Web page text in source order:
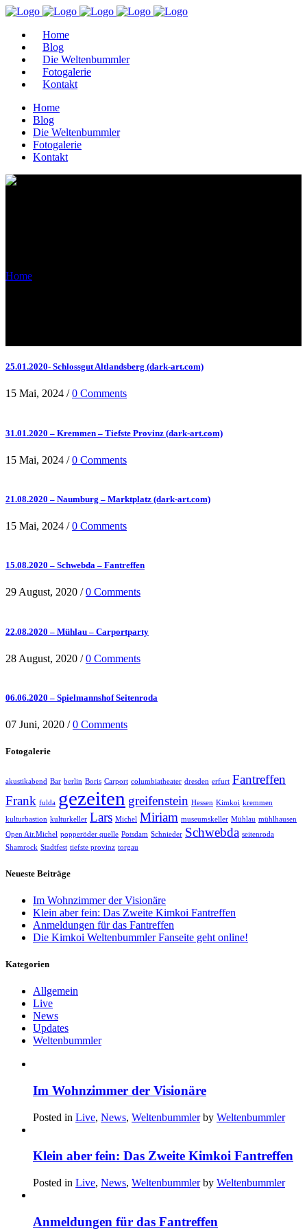
Home
Blog
Die Weltenbummler
Fotogalerie
Kontakt
Home
Blog
Die Weltenbummler
Fotogalerie
Kontakt
Home
25.01.2020- Schlossgut Altlandsberg (dark-art.com)
15 Mai, 2024 /0 Comments
31.01.2020 – Kremmen – Tiefste Provinz (dark-art.com)
15 Mai, 2024 /0 Comments
21.08.2020 – Naumburg – Marktplatz (dark-art.com)
15 Mai, 2024 /0 Comments
15.08.2020 – Schwebda – Fantreffen
29 August, 2020 /0 Comments
22.08.2020 – Mühlau – Carportparty
28 August, 2020 /0 Comments
06.06.2020 – Spielmannshof Seitenroda
07 Juni, 2020 /0 Comments
Fotogalerie
akustikabend Bar berlin Boris Carport columbiatheater dresden erfurt Fantreffen
Frank fulda gezeiten greifenstein Hessen Kimkoi kremmen
kulturbastion kulturkeller Lars Michel Miriam museumskeller Mühlau mühlhausen
Open Air.Michel popperöder quelle Potsdam Schnieder Schwebda seitenroda
Shamrock Stadtfest tiefste provinz torgau
Neueste Beiträge
Im Wohnzimmer der Visionäre
Klein aber fein: Das Zweite Kimkoi Fantreffen
Anmeldungen für das Fantreffen
Die Kimkoi Weltenbummler Fanseite geht online!
Kategorien
Allgemein
Live
News
Updates
Weltenbummler
Im Wohnzimmer der Visionäre
Posted in Live, News, Weltenbummlerby Weltenbummler
Klein aber fein: Das Zweite Kimkoi Fantreffen
Posted in Live, News, Weltenbummlerby Weltenbummler
Anmeldungen für das Fantreffen